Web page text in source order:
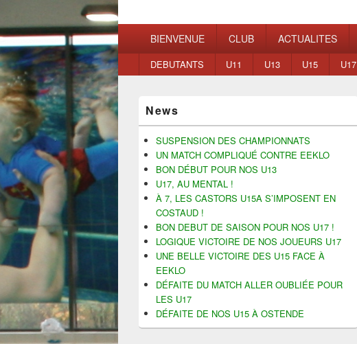
Waterpolo Mons
Menu
principalBIENVENUE CLUB ACTUALITES
Menu
secondaire
DEBUTANTS U11 U13 U15 U17
principale
de
widget
pour
barre
latérale
News
SUSPENSION DES CHAMPIONNATS
UN MATCH COMPLIQUÉ CONTRE EEKLO
BON DÉBUT POUR NOS U13
U17, AU MENTAL !
À 7, LES CASTORS U15A S’IMPOSENT EN
COSTAUD !
BON DEBUT DE SAISON POUR NOS U17 !
LOGIQUE VICTOIRE DE NOS JOUEURS U17
UNE BELLE VICTOIRE DES U15 FACE À
EEKLO
DÉFAITE DU MATCH ALLER OUBLIÉE POUR
LES U17
DÉFAITE DE NOS U15 À OSTENDE